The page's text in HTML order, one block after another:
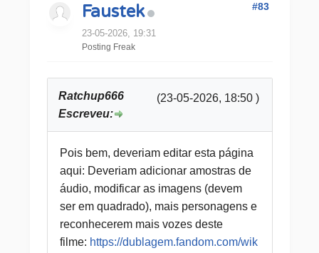
Faustek
23-05-2026, 19:31
Posting Freak
#83
(23-05-2026, 18:50 )
Ratchup666
Escreveu:
Pois bem, deveriam editar esta página
aqui: Deveriam adicionar amostras de
áudio, modificar as imagens (devem
ser em quadrado), mais personagens e
reconhecerem mais vozes deste
filme: https://dublagem.fandom.com/wik